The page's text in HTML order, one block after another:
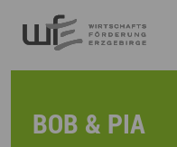
BOB & PIA